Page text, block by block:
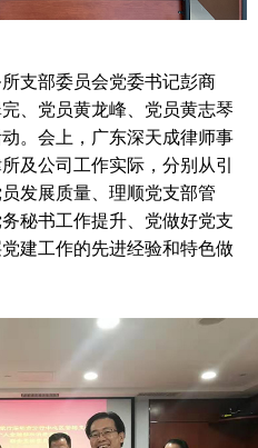
支部委员会党委书记彭商
、党员黄龙峰、党员黄志琴
。会上，广东深天成律师事
及公司工作实际，分别从引
发展质量、理顺党支部管
秘书工作提升、党做好党支
建工作的先进经验和特色做